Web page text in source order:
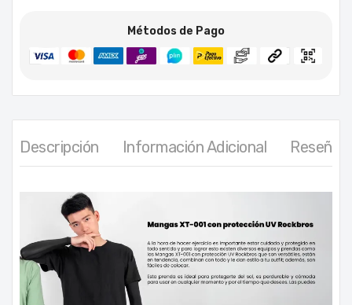
Métodos de Pago
Descripción Información Adicional Reseñas